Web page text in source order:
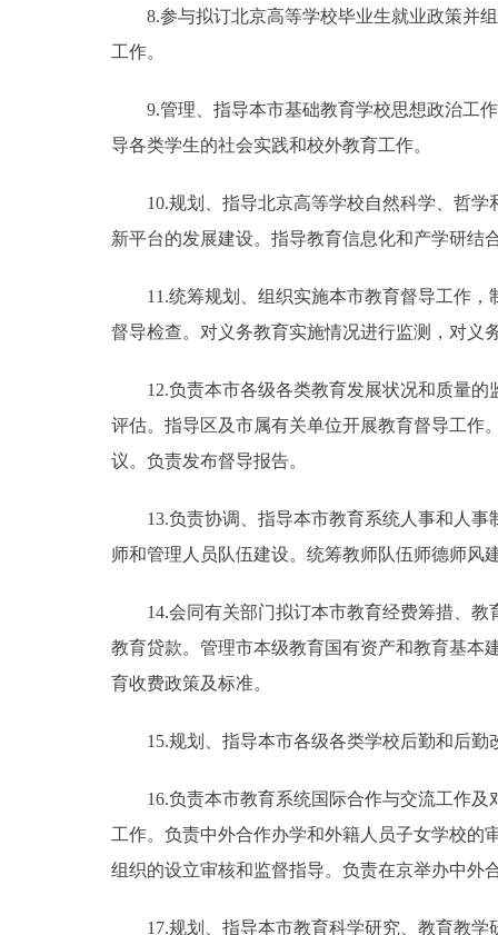
8.参与拟订北京高等学校毕业生就业政策并组
工作。
9.管理、指导本市基础教育学校思想政治工作
导各类学生的社会实践和校外教育工作。
10.规划、指导北京高等学校自然科学、哲学
新平台的发展建设。指导教育信息化和产学研结
11.统筹规划、组织实施本市教育督导工作，
督导检查。对义务教育实施情况进行监测，对义
12.负责本市各级各类教育发展状况和质量的
评估。指导区及市属有关单位开展教育督导工作
议。负责发布督导报告。
13.负责协调、指导本市教育系统人事和人事
师和管理人员队伍建设。统筹教师队伍师德师风
14.会同有关部门拟订本市教育经费筹措、教
教育贷款。管理市本级教育国有资产和教育基本
育收费政策及标准。
15.规划、指导本市各级各类学校后勤和后勤
16.负责本市教育系统国际合作与交流工作及
工作。负责中外合作办学和外籍人员子女学校的
组织的设立审核和监督指导。负责在京举办中外
17.规划、指导本市教育科学研究、教育教学